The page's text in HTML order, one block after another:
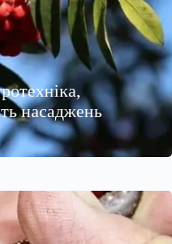
насаджень